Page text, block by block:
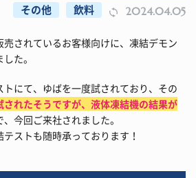
その他 飲料 2024.04.05
されているお客様向けに、凍結デモン
た。
にて、ゆばを一度試されており、その
れたそうですが、液体凍結機の結果が
、今回ご来社されました。
ストも随時承っております！